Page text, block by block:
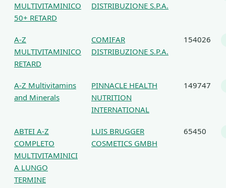
MULTIVITAMINICO
50+ RETARD
DISTRIBUZIONE S.P.A.
A-Z
MULTIVITAMINICO
RETARD
COMIFAR
DISTRIBUZIONE S.P.A.
154026
A-Z Multivitamins
and Minerals
PINNACLE HEALTH
NUTRITION
INTERNATIONAL
149747
ABTEI A-Z
COMPLETO
MULTIVITAMINICI
A LUNGO
TERMINE
LUIS BRUGGER
COSMETICS GMBH
65450